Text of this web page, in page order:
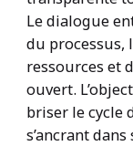
Le dialogue
du processus,
ressources et
ouvert.
briser le cycle
s’ancrant